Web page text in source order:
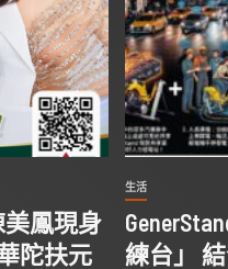
鳳現身
陀扶元
生活
練台」